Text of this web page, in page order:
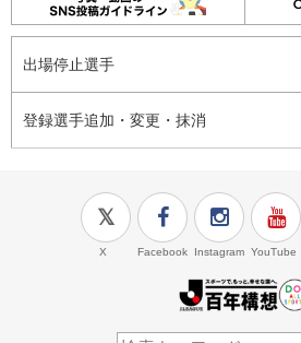
出場停止選手
登録選手追加・変更・抹消
X Facebook Instagram YouTube